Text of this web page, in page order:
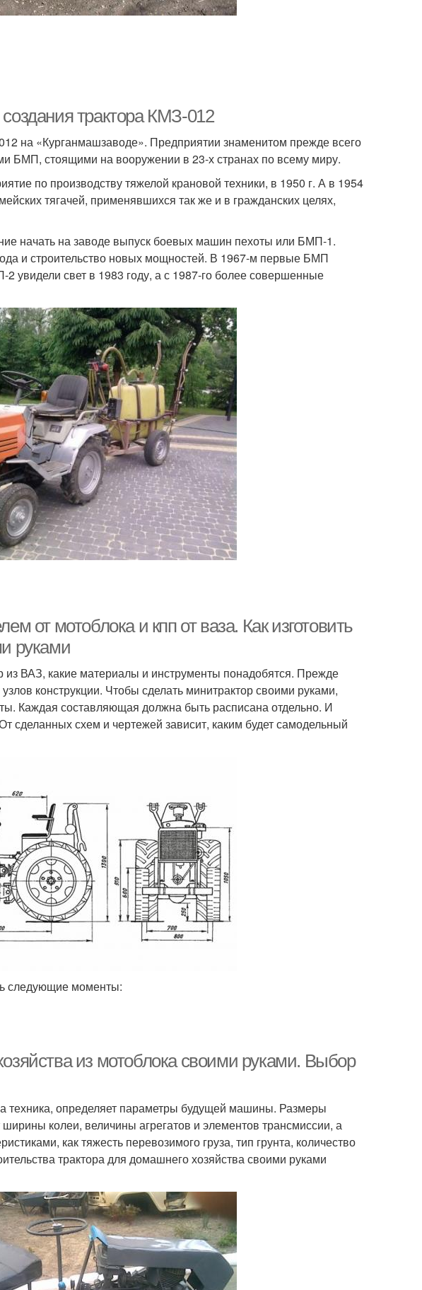
трактора КМЗ-012
на «Курганмашзаводе». Предприятии знаменитом прежде всего
БМП, стоящими на вооружении в 23-х странах по всему миру.
по производству тяжелой крановой техники, в 1950 г. А в 1954
тягачей, применявшихся так же и в гражданских целях,
начать на заводе выпуск боевых машин пехоты или БМП-1.
и строительство новых мощностей. В 1967-м первые БМП
увидели свет в 1983 году, а с 1987-го более совершенные
от мотоблока и кпп от ваза. Как изготовить
руками
из ВАЗ, какие материалы и инструменты понадобятся. Прежде
конструкции. Чтобы сделать минитрактор своими руками,
Каждая составляющая должна быть расписана отдельно. И
сделанных схем и чертежей зависит, каким будет самодельный
следующие моменты:
из мотоблока своими руками. Выбор
техника, определяет параметры будущей машины. Размеры
ширины колеи, величины агрегатов и элементов трансмиссии, а
как тяжесть перевозимого груза, тип грунта, количество
трактора для домашнего хозяйства своими руками